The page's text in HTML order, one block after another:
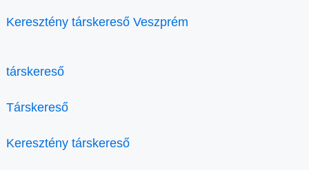
Keresztény társkereső Veszprém
társkereső
Társkereső
Keresztény társkereső